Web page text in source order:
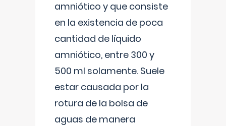
amniótico y que consiste
en la existencia de poca
cantidad de líquido
amniótico, entre 300 y
500 ml solamente. Suele
estar causada por la
rotura de la bolsa de
aguas de manera